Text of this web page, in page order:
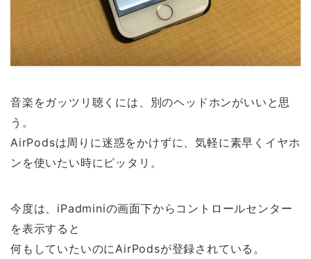
音楽をガッツリ聴くには、別のヘッドホンがいいと思
う。
AirPodsは周りに迷惑をかけずに、気軽に素早くイヤホ
ンを使いたい時にピッタリ。
今度は、iPadminiの画面下からコントロールセンター
を表示すると
何もしていたいのにAirPodsが登録されている。